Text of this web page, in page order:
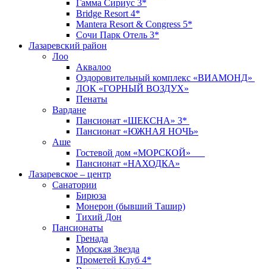
Гамма Сириус 3*
Bridge Resort 4*
Mantera Resort & Congress 5*
Сочи Парк Отель 3*
Лазаревский район
Лоо
Аквалоо
Оздоровительный комплекс «ВИАМОНД»
ЛОК «ГОРНЫЙ ВОЗДУХ»
Пенаты
Вардане
Пансионат «ШЕКСНА» 3*
Пансионат «ЮЖНАЯ НОЧЬ»
Аше
Гостевой дом «МОРСКОЙ»
Пансионат «НАХОДКА»
Лазаревское – центр
Санатории
Бирюза
Монерон (бывший Ташир)
Тихий Дон
Пансионаты
Гренада
Морская Звезда
Прометей Клуб 4*